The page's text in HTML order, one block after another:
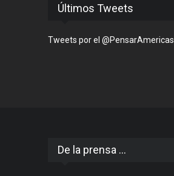
Últimos Tweets
Tweets por el @PensarAmericas.
De la prensa ...